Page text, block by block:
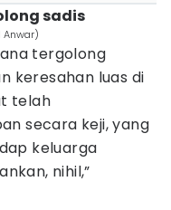
sadis
Anwar)
tergolong
keresahan luas di
telah
secara keji, yang
keluarga
nihil,”